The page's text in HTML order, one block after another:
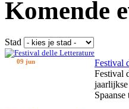
Komende
Stad
09 jun
Festival
Festival
Spaanse